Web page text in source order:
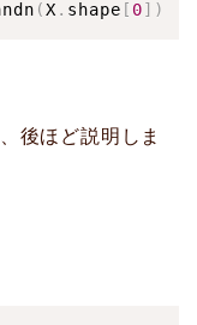
(X . shape [ 0] )
後ほど説明しま